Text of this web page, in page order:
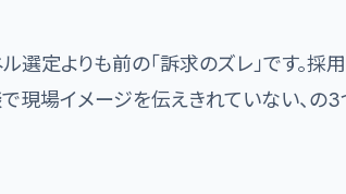
定よりも前の「訴求のズレ」です。採
現場イメージを伝えきれていない、の3